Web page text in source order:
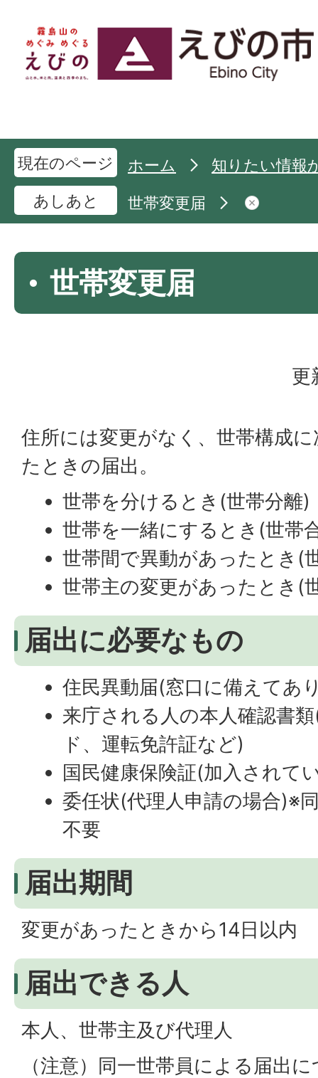
現在のページ ホーム
知りたい情報
あしあと
世帯変更届
世帯変更届
更
住所には変更がなく、世帯構成
たときの届出。
世帯を分けるとき(世帯分離)
世帯を一緒にするとき(世帯
世帯間で異動があったとき(
世帯主の変更があったとき(
届出に必要なもの
住民異動届(窓口に備えてあ
来庁される人の本人確認書
ド、運転免許証など)
国民健康保険証(加入されて
委任状(代理人申請の場合)※
不要
届出期間
変更があったときから14日以内
届出できる人
本人、世帯主及び代理人
（注意）同一世帯員による届出